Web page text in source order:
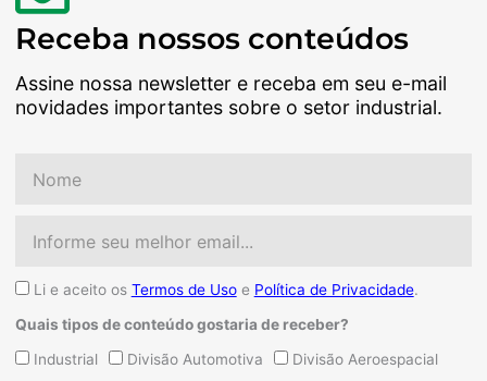
Receba nossos conteúdos
Assine nossa newsletter e receba em seu e-mail
novidades importantes sobre o setor industrial.
AceiteLi e aceito os Termos de Usoe Política de Privacidade.
Quais tipos de conteúdo gostaria de receber?
QuaisIndustrial Divisão Automotiva Divisão Aeroespacial